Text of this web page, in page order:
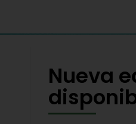
Nueva